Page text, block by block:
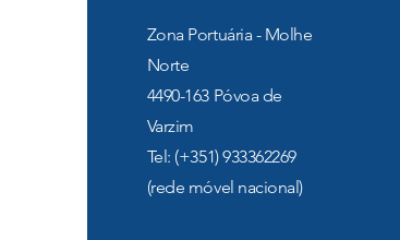
Zona Portuária - Molhe
Norte
4490-163 Póvoa de
Varzim
Tel: (+351) 933362269
(rede móvel nacional)